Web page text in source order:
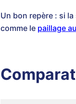
Un bon repère : si
comme le paillage